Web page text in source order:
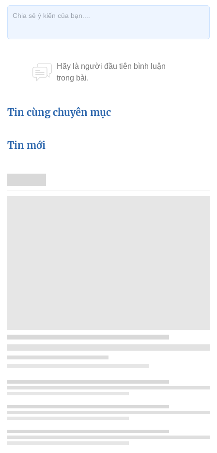
Tin cùng chuyên mục
Tin mới